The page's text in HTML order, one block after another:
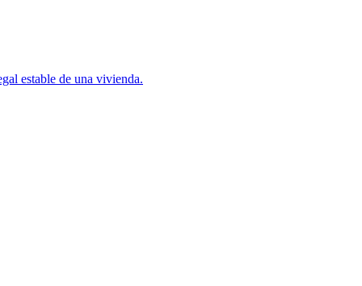
estable de una vivienda.